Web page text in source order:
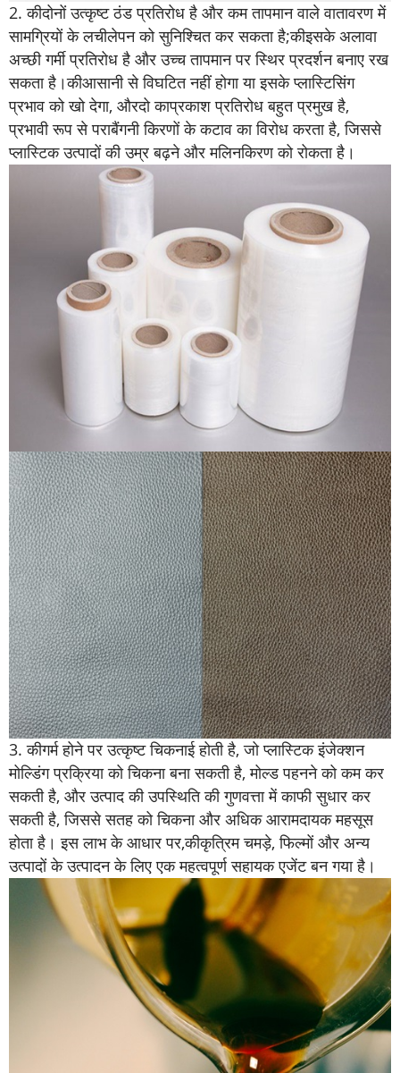
2.कीदोनों उत्कृष्ट ठंड प्रतिरोध है और कम तापमान वाले वातावरण में
सामग्रियों के लचीलेपन को सुनिश्चित कर सकता है;कीइसके अलावा
अच्छी गर्मी प्रतिरोध है और उच्च तापमान पर स्थिर प्रदर्शन बनाए रख
सकता है।कीआसानी से विघटित नहीं होगा या इसके प्लास्टिसिंग
प्रभाव को खो देगा, औरदो काप्रकाश प्रतिरोध बहुत प्रमुख है,
प्रभावी रूप से पराबैंगनी किरणों के कटाव का विरोध करता है, जिससे
प्लास्टिक उत्पादों की उम्र बढ़ने और मलिनकिरण को रोकता है।
3.कीगर्म होने पर उत्कृष्ट चिकनाई होती है, जो प्लास्टिक इंजेक्शन
मोल्डिंग प्रक्रिया को चिकना बना सकती है, मोल्ड पहनने को कम कर
सकती है, और उत्पाद की उपस्थिति की गुणवत्ता में काफी सुधार कर
सकती है, जिससे सतह को चिकना और अधिक आरामदायक महसूस
होता है। इस लाभ के आधार पर,कीकृत्रिम चमड़े, फिल्मों और अन्य
उत्पादों के उत्पादन के लिए एक महत्वपूर्ण सहायक एजेंट बन गया है।